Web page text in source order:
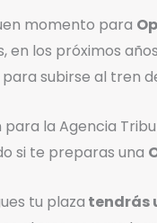
momento para
en los próximos
subirse al tren
la Agencia
si te preparas una
tu plaza tendrás